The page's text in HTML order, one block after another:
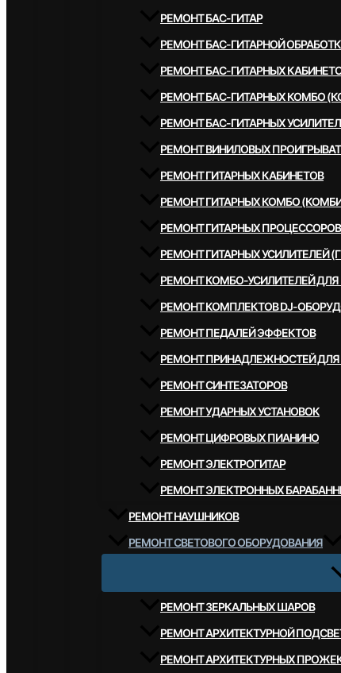
РЕМОНТ БАС-ГИТАР
РЕМОНТ БАС-ГИТАРНОЙ
РЕМОНТ БАС-ГИТАРНЫХ
РЕМОНТ БАС-ГИТАРНЫХ КОМБО
РЕМОНТ БАС-ГИТАРНЫХ
РЕМОНТ ВИНИЛОВЫХ
РЕМОНТ ГИТАРНЫХ КАБИНЕТОВ
РЕМОНТ ГИТАРНЫХ КОМБО
РЕМОНТ ГИТАРНЫХ ПРОЦЕССОРОВ
РЕМОНТ ГИТАРНЫХ УСИЛИТЕЛЕЙ
РЕМОНТ КОМБО-УСИЛИТЕЛЕЙ
РЕМОНТ КОМПЛЕКТОВ DJ-
РЕМОНТ ПЕДАЛЕЙ ЭФФЕКТОВ
РЕМОНТ ПРИНАДЛЕЖНОСТЕЙ
РЕМОНТ СИНТЕЗАТОРОВ
РЕМОНТ УДАРНЫХ УСТАНОВОК
РЕМОНТ ЦИФРОВЫХ ПИАНИНО
РЕМОНТ ЭЛЕКТРОГИТАР
РЕМОНТ ЭЛЕКТРОННЫХ
РЕМОНТ НАУШНИКОВ
РЕМОНТ СВЕТОВОГО ОБОРУДОВАНИЯ
РЕМОНТ ЗЕРКАЛЬНЫХ ШАРОВ
РЕМОНТ АРХИТЕКТУРНОЙ
РЕМОНТ АРХИТЕКТУРНЫХ